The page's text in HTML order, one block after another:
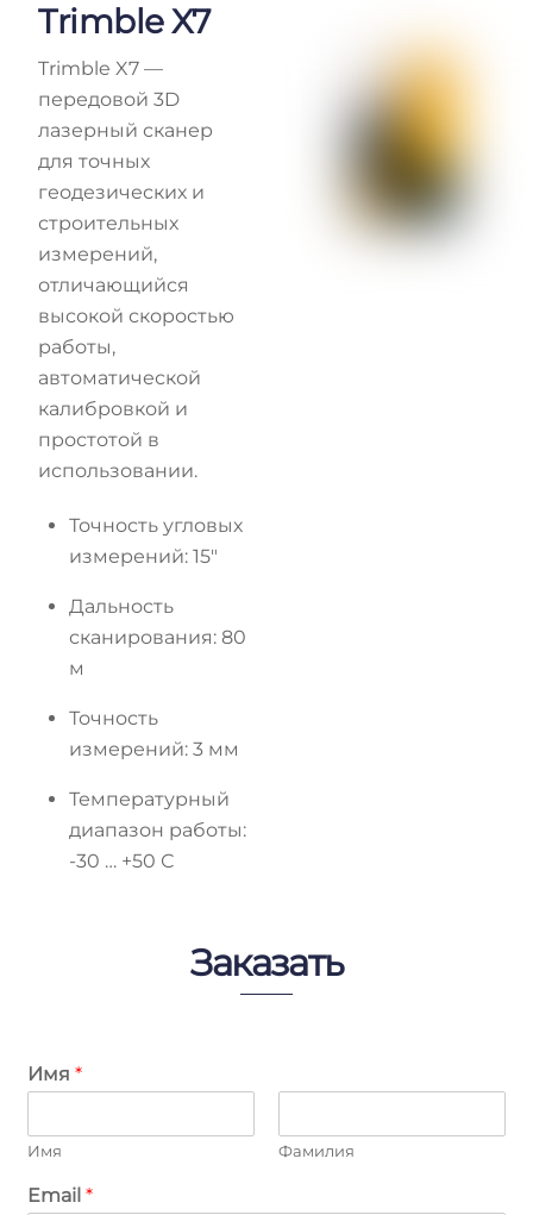
Trimble X7
Trimble X7 —
передовой 3D
лазерный сканер
для точных
геодезических и
строительных
измерений,
отличающийся
высокой скоростью
работы,
автоматической
калибровкой и
простотой в
использовании.
Точность угловых
измерений: 15″
Дальность
сканирования: 80
м
Точность
измерений: 3 мм
Температурный
диапазон работы:
-30 … +50 С
Заказать
Имя*
Имя Фамилия
Email*